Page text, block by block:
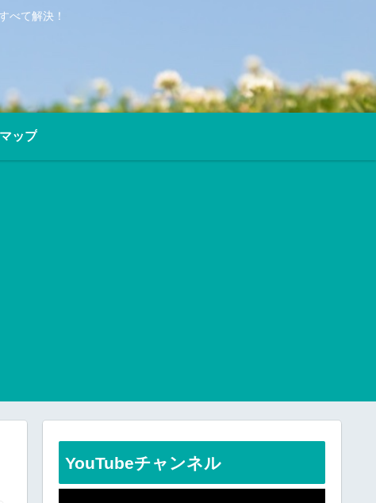
べて解決！
ップ
YouTubeチャンネル